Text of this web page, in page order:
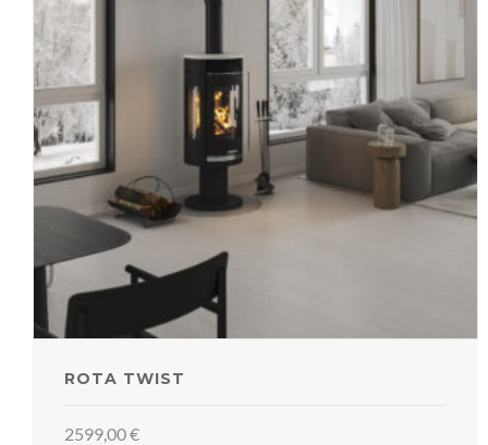
ROTA TWIST
2599,00€